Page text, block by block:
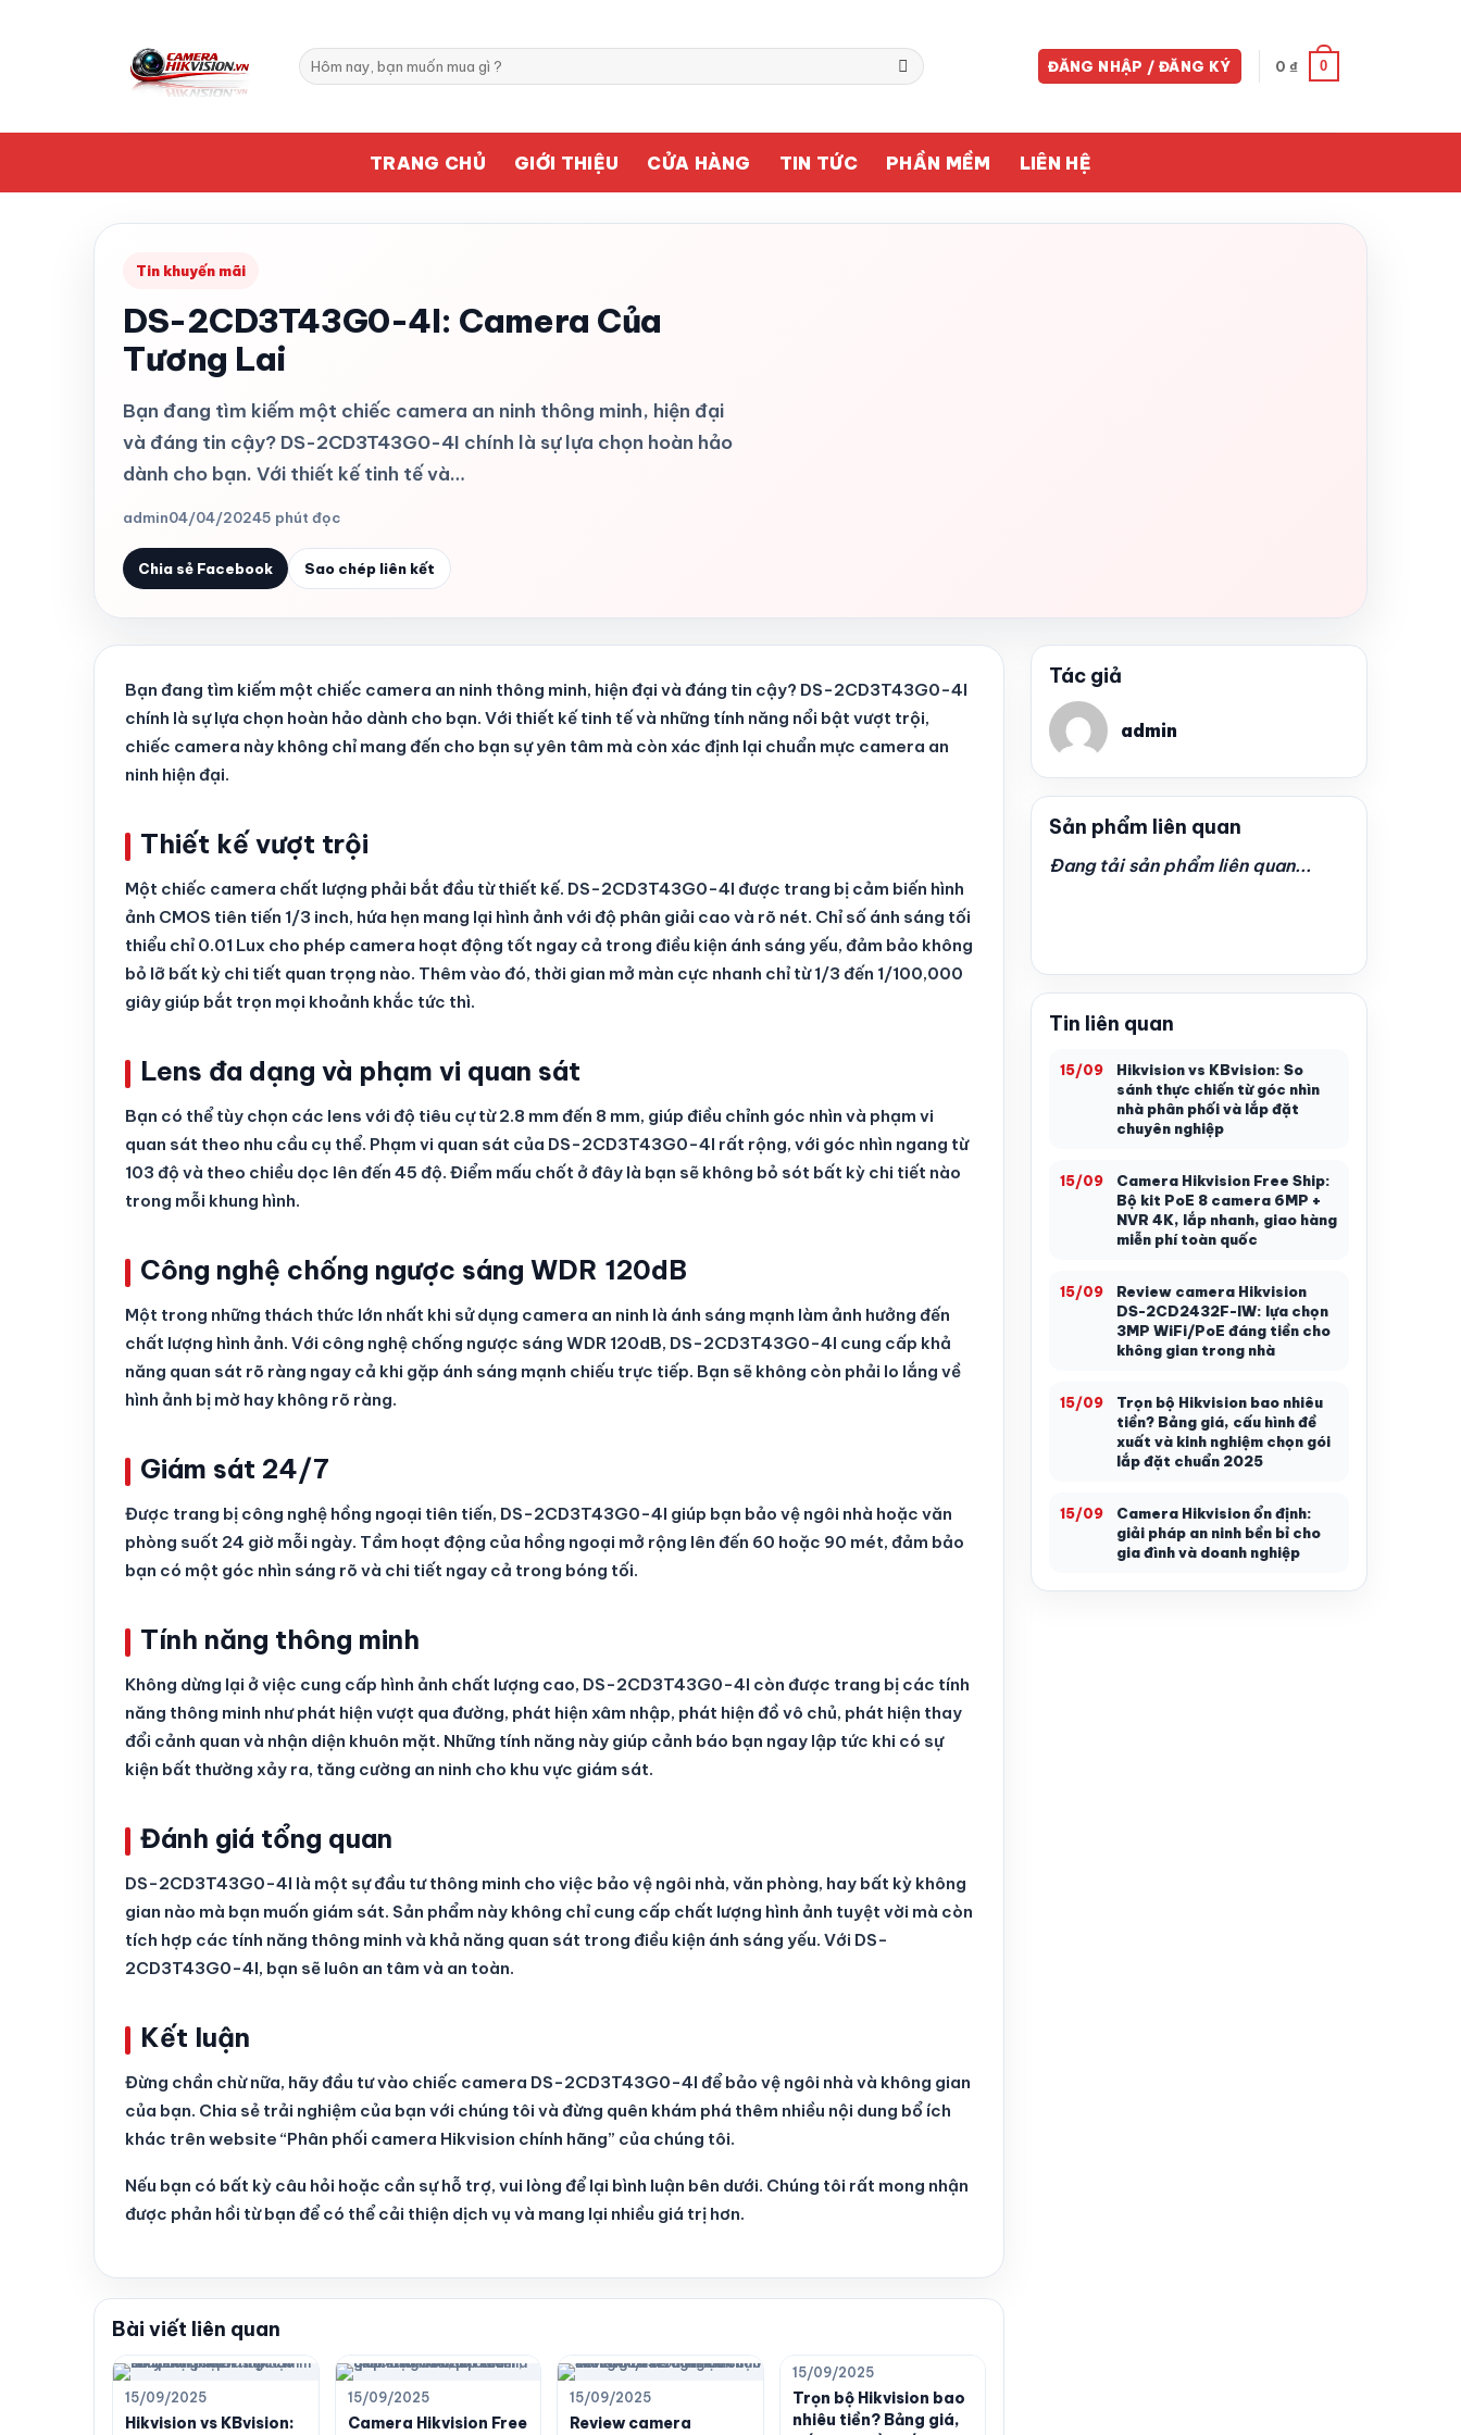
Tìm
kiếm:
ĐĂNG NHẬP / ĐĂNG KÝ 0 ₫ 0
TRANG CHỦ GIỚI THIỆU CỬA HÀNG TIN TỨC PHẦN MỀM LIÊN HỆ
Tin khuyến mãi
DS-2CD3T43G0-4I: Camera Của
Tương Lai
Bạn đang tìm kiếm một chiếc camera an ninh thông minh, hiện đại
và đáng tin cậy? DS-2CD3T43G0-4I chính là sự lựa chọn hoàn hảo
dành cho bạn. Với thiết kế tinh tế và…
admin04/04/20245 phút đọc
Chia sẻ Facebook Sao chép liên kết
Bạn đang tìm kiếm một chiếc camera an ninh thông minh, hiện đại và đáng tin cậy? DS-2CD3T43G0-4I
chính là sự lựa chọn hoàn hảo dành cho bạn. Với thiết kế tinh tế và những tính năng nổi bật vượt trội,
chiếc camera này không chỉ mang đến cho bạn sự yên tâm mà còn xác định lại chuẩn mực camera an
ninh hiện đại.
Thiết kế vượt trội
Một chiếc camera chất lượng phải bắt đầu từ thiết kế. DS-2CD3T43G0-4I được trang bị cảm biến hình
ảnh CMOS tiên tiến 1/3 inch, hứa hẹn mang lại hình ảnh với độ phân giải cao và rõ nét. Chỉ số ánh sáng tối
thiểu chỉ 0.01 Lux cho phép camera hoạt động tốt ngay cả trong điều kiện ánh sáng yếu, đảm bảo không
bỏ lỡ bất kỳ chi tiết quan trọng nào. Thêm vào đó, thời gian mở màn cực nhanh chỉ từ 1/3 đến 1/100,000
giây giúp bắt trọn mọi khoảnh khắc tức thì.
Lens đa dạng và phạm vi quan sát
Bạn có thể tùy chọn các lens với độ tiêu cự từ 2.8 mm đến 8 mm, giúp điều chỉnh góc nhìn và phạm vi
quan sát theo nhu cầu cụ thể. Phạm vi quan sát của DS-2CD3T43G0-4I rất rộng, với góc nhìn ngang từ
103 độ và theo chiều dọc lên đến 45 độ. Điểm mấu chốt ở đây là bạn sẽ không bỏ sót bất kỳ chi tiết nào
trong mỗi khung hình.
Công nghệ chống ngược sáng WDR 120dB
Một trong những thách thức lớn nhất khi sử dụng camera an ninh là ánh sáng mạnh làm ảnh hưởng đến
chất lượng hình ảnh. Với công nghệ chống ngược sáng WDR 120dB, DS-2CD3T43G0-4I cung cấp khả
năng quan sát rõ ràng ngay cả khi gặp ánh sáng mạnh chiếu trực tiếp. Bạn sẽ không còn phải lo lắng về
hình ảnh bị mờ hay không rõ ràng.
Giám sát 24/7
Được trang bị công nghệ hồng ngoại tiên tiến, DS-2CD3T43G0-4I giúp bạn bảo vệ ngôi nhà hoặc văn
phòng suốt 24 giờ mỗi ngày. Tầm hoạt động của hồng ngoại mở rộng lên đến 60 hoặc 90 mét, đảm bảo
bạn có một góc nhìn sáng rõ và chi tiết ngay cả trong bóng tối.
Tính năng thông minh
Không dừng lại ở việc cung cấp hình ảnh chất lượng cao, DS-2CD3T43G0-4I còn được trang bị các tính
năng thông minh như phát hiện vượt qua đường, phát hiện xâm nhập, phát hiện đồ vô chủ, phát hiện thay
đổi cảnh quan và nhận diện khuôn mặt. Những tính năng này giúp cảnh báo bạn ngay lập tức khi có sự
kiện bất thường xảy ra, tăng cường an ninh cho khu vực giám sát.
Đánh giá tổng quan
DS-2CD3T43G0-4I là một sự đầu tư thông minh cho việc bảo vệ ngôi nhà, văn phòng, hay bất kỳ không
gian nào mà bạn muốn giám sát. Sản phẩm này không chỉ cung cấp chất lượng hình ảnh tuyệt vời mà còn
tích hợp các tính năng thông minh và khả năng quan sát trong điều kiện ánh sáng yếu. Với DS-
2CD3T43G0-4I, bạn sẽ luôn an tâm và an toàn.
Kết luận
Đừng chần chừ nữa, hãy đầu tư vào chiếc camera DS-2CD3T43G0-4I để bảo vệ ngôi nhà và không gian
của bạn. Chia sẻ trải nghiệm của bạn với chúng tôi và đừng quên khám phá thêm nhiều nội dung bổ ích
khác trên website “Phân phối camera Hikvision chính hãng” của chúng tôi.
Nếu bạn có bất kỳ câu hỏi hoặc cần sự hỗ trợ, vui lòng để lại bình luận bên dưới. Chúng tôi rất mong nhận
được phản hồi từ bạn để có thể cải thiện dịch vụ và mang lại nhiều giá trị hơn.
Bài viết liên quan
15/09/2025
Hikvision vs KBvision:
15/09/2025
Camera Hikvision Free
15/09/2025
Review camera
15/09/2025
Trọn bộ Hikvision bao
nhiêu tiền? Bảng giá,
Tác giả
admin
Sản phẩm liên quan
Đang tải sản phẩm liên quan...
Tin liên quan
15/09
Hikvision vs KBvision: So
sánh thực chiến từ góc nhìn
nhà phân phối và lắp đặt
chuyên nghiệp
15/09
Camera Hikvision Free Ship:
Bộ kit PoE 8 camera 6MP +
NVR 4K, lắp nhanh, giao hàng
miễn phí toàn quốc
15/09
Review camera Hikvision
DS-2CD2432F-IW: lựa chọn
3MP WiFi/PoE đáng tiền cho
không gian trong nhà
15/09
Trọn bộ Hikvision bao nhiêu
tiền? Bảng giá, cấu hình đề
xuất và kinh nghiệm chọn gói
lắp đặt chuẩn 2025
15/09
Camera Hikvision ổn định:
giải pháp an ninh bền bỉ cho
gia đình và doanh nghiệp